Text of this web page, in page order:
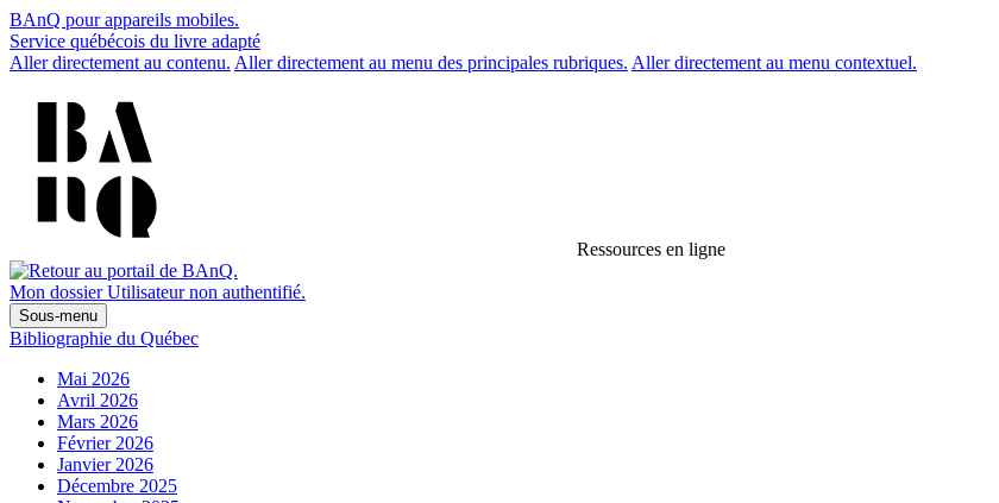
BAnQ pour appareils mobiles.
Service québécois du livre adapté
Aller directement au contenu. Aller directement au menu des principales rubriques. Aller directement au menu contextuel.
Ressources en ligne
Mon dossier Utilisateur non authentifié.
Sous-menu
Bibliographie du Québec
Mai 2026
Avril 2026
Mars 2026
Février 2026
Janvier 2026
Décembre 2025